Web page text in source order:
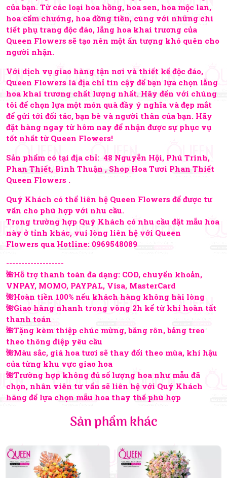
của bạn. Từ các loại hoa hồng, hoa sen, hoa mộc lan,
hoa cẩm chướng, hoa đồng tiền, cùng với những chi
tiết phụ trang độc đáo, lẵng hoa khai trương của
Queen Flowers sẽ tạo nên một ấn tượng khó quên cho
người nhận.
Với dịch vụ giao hàng tận nơi và thiết kế độc đáo,
Queen Flowers là địa chỉ tin cậy để bạn lựa chọn lẵng
hoa khai trương chất lượng nhất. Hãy đến với chúng
tôi để chọn lựa một món quà đầy ý nghĩa và đẹp mắt
để gửi tới đối tác, bạn bè và người thân của bạn. Hãy
đặt hàng ngay từ hôm nay để nhận được sự phục vụ
tốt nhất từ Queen Flowers!
Sản phẩm có tại địa chỉ: 48 Nguyễn Hội, Phú Trinh,
Phan Thiết, Bình Thuận , Shop Hoa Tươi Phan Thiết
Queen Flowers .
Quý Khách có thể liên hệ Queen Flowers để được tư
vấn cho phù hợp với nhu cầu.
Trong trường hợp Quý Khách có nhu cầu đặt mẫu hoa
này ở tỉnh khác, vui lòng liên hệ với Queen
Flowers qua Hotline: 0969548089
-------------------
🌺Hỗ trợ thanh toán đa dạng: COD, chuyển khoản,
VNPAY, MOMO, PAYPAL, Visa, MasterCard
🌺Hoàn tiền 100% nếu khách hàng không hài lòng
🌺Giao hàng nhanh trong vòng 2h kể từ khi hoàn tất
thanh toán
🌺Tặng kèm thiệp chúc mừng, băng rôn, bảng treo
theo thông điệp yêu cầu
🌺Màu sắc, giá hoa tươi sẽ thay đổi theo mùa, khí hậu
của từng khu vực giao hoa
🌺Trường hợp không đủ số lượng hoa như mẫu đã
chọn, nhân viên tư vấn sẽ liên hệ với Quý Khách
hàng để lựa chọn mẫu hoa thay thế phù hợp
Sản phẩm khác